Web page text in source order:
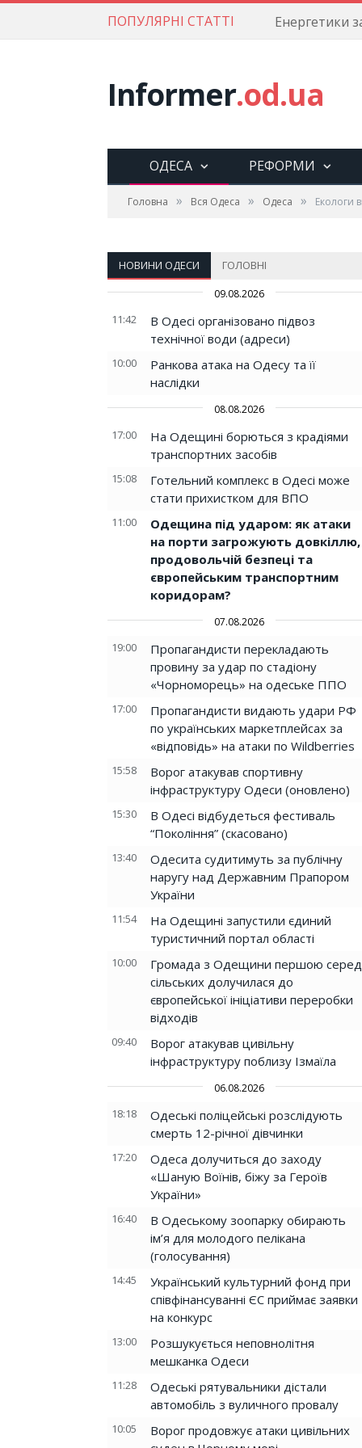
ПОПУЛЯРНІ СТАТТІ
Informer.od.ua
ОДЕСА РЕФОРМИ
Головна » Вся Одеса » Одеса » Екологи
НОВИНИ ОДЕСИ ГОЛОВНІ
09.08.2026
11:42
В Одесі організовано підвоз
технічної води (адреси)
10:00
Ранкова атака на Одесу та її
наслідки
08.08.2026
17:00
На Одещині борються з крадіями
транспортних засобів
15:08
Готельний комплекс в Одесі може
стати прихистком для ВПО
11:00
Одещина під ударом: як атаки
на порти загрожують довкіллю,
продовольчій безпеці та
європейським транспортним
коридорам?
07.08.2026
19:00
Пропагандисти перекладають
провину за удар по стадіону
«Чорноморець» на одеське ППО
17:00
Пропагандисти видають удари РФ
по українських маркетплейсах за
«відповідь» на атаки по Wildberries
15:58
Ворог атакував спортивну
інфраструктуру Одеси (оновлено)
15:30
В Одесі відбудеться фестиваль
“Покоління” (скасовано)
13:40
Одесита судитимуть за публічну
наругу над Державним Прапором
України
11:54
На Одещині запустили єдиний
туристичний портал області
10:00
Громада з Одещини першою серед
сільських долучилася до
європейської ініціативи переробки
відходів
09:40
Ворог атакував цивільну
інфраструктуру поблизу Ізмаїла
06.08.2026
18:18
Одеські поліцейські розслідують
смерть 12-річної дівчинки
17:20
Одеса долучиться до заходу
«Шаную Воїнів, біжу за Героїв
України»
16:40
В Одеському зоопарку обирають
ім’я для молодого пелікана
(голосування)
14:45
Український культурний фонд при
співфінансуванні ЄС приймає заявки
на конкурс
13:00
Розшукується неповнолітня
мешканка Одеси
11:28
Одеські рятувальники дістали
автомобіль з вуличного провалу
10:05
Ворог продовжує атаки цивільних